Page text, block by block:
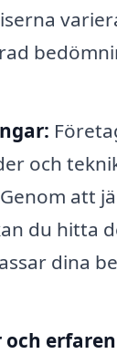
och
att
du hitta
dina
och